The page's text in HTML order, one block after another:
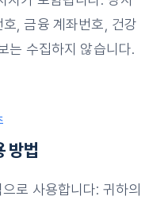
, 금융 계좌번호, 건강
는 수집하지 않습니다.
방법
로 사용합니다: 귀하의